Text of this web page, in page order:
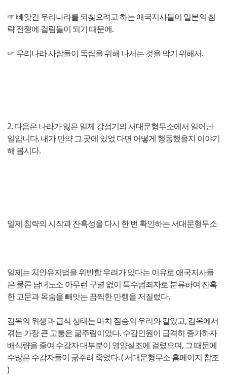
☞ 빼앗긴 우리나라를 되찾으려고 하는 애국지사들이 일본의 침
략 전쟁에 걸림돌이 되기 때문에.
☞ 우리나라 사람들이 독립을 위해 나서는 것을 막기 위해서.
2. 다음은 나라가 잃은 일제 강점기의 서대문형무소에서 일어난
일입니다. 내가 만약 그 곳에 있었 다면 어떻게 행동했을지 이야기
해 봅시다.
일제 침략의 시작과 잔혹성을 다시 한 번 확인하는 서대문형무소
일제는 치안유지법을 위반할 우려가 있다는 이유로 애국지사들
은 물론 남녀노소 아무런 구별 없이 특수범죄자로 분류하여 잔혹
한 고문과 목숨을 빼앗는 끔찍한 만행을 저질렀다.
감옥의 위생과 급식 상태는 마치 짐승의 우리와 같았고, 감옥에서
겪는 가장 큰 고통은 굶주림이었다. 수감인원이 급격히 증가하자
배식량을 줄여 수감자 대부분이 영양실조에 걸렸으며, 그 때문에
수많은 수감자들이 굶주려 죽었다. ( 서대문형무소 홈페이지 참조
)